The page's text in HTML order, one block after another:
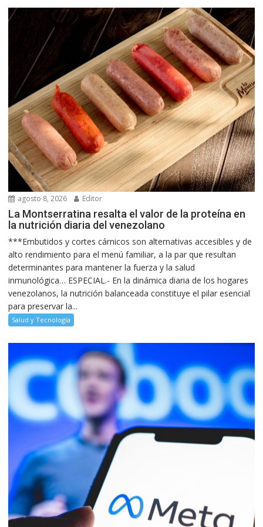
agosto 8, 2026 Editor
La Montserratina resalta el valor de la proteína en
la nutrición diaria del venezolano
***Embutidos y cortes cárnicos son alternativas accesibles y de
alto rendimiento para el menú familiar, a la par que resultan
determinantes para mantener la fuerza y la salud
inmunológica… ESPECIAL.- En la dinámica diaria de los hogares
venezolanos, la nutrición balanceada constituye el pilar esencial
para preservar la...
Salud y Tecnología